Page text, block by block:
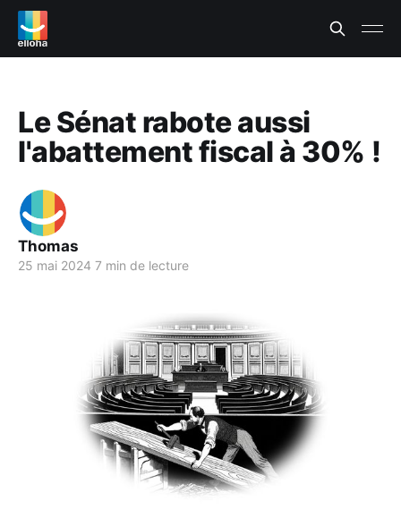
Le Sénat rabote aussi
l'abattement fiscal à 30% !
Thomas
25 mai 2024 7 min de lecture